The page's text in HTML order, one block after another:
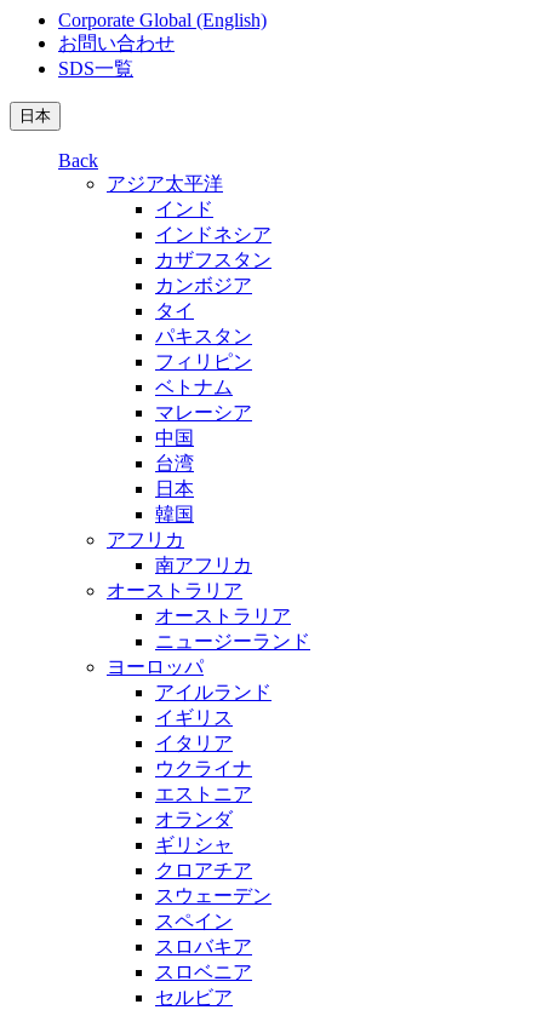
Corporate Global (English)
お問い合わせ
SDS一覧
日本
Back
アジア太平洋
インド
インドネシア
カザフスタン
カンボジア
タイ
パキスタン
フィリピン
ベトナム
マレーシア
中国
台湾
日本
韓国
アフリカ
南アフリカ
オーストラリア
オーストラリア
ニュージーランド
ヨーロッパ
アイルランド
イギリス
イタリア
ウクライナ
エストニア
オランダ
ギリシャ
クロアチア
スウェーデン
スペイン
スロバキア
スロベニア
セルビア